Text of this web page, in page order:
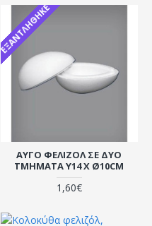
ΕΞΑΝΤΛΉΘΗΚΕ
ΑΥΓΌ ΦΕΛΙΖΌΛ ΣΕ ΔΎΟ
ΤΜΉΜΑΤΑ Υ14 X Ø10CM
1,60€